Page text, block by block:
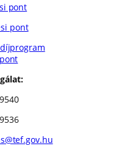
pont
pont